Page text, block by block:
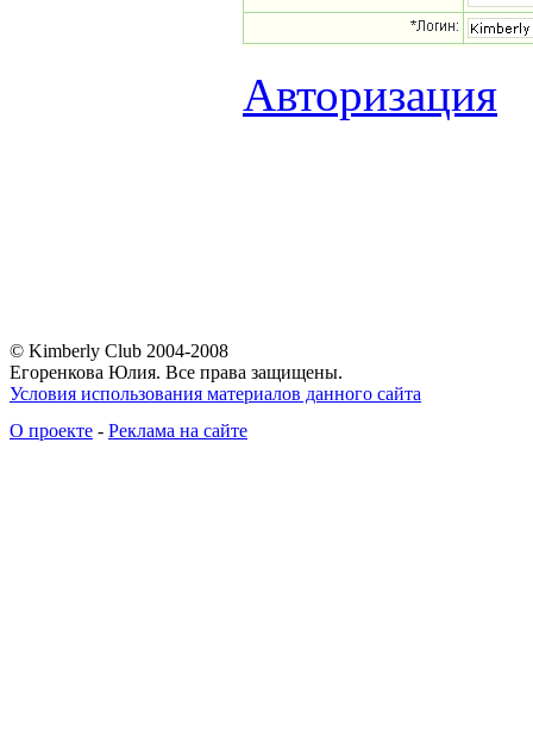
Авторизация
© Kimberly Club 2004-2008
Егоренкова Юлия. Все права защищены.
Условия использования материалов данного сайта
О проекте - Реклама на сайте